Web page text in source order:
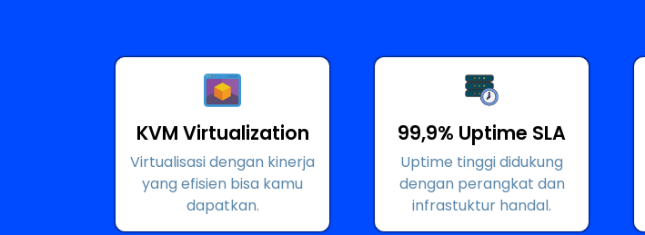
KVM Virtualization
Virtualisasi dengan kinerja
yang efisien bisa kamu
dapatkan.
99,9% Uptime SLA
Uptime tinggi didukung
dengan perangkat dan
infrastuktur handal.